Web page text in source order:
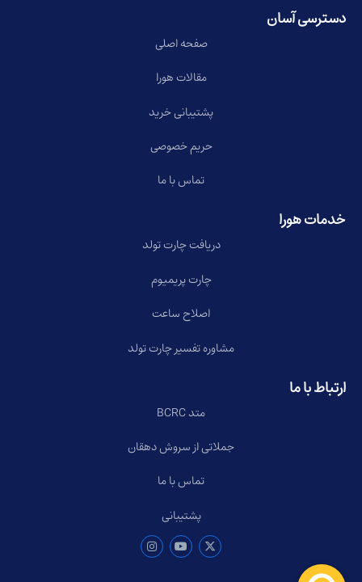
دسترسی آسان
صفحه اصلی
مقالات هورا
پشتیبانی خرید
حریم خصوصی
تماس با ما
خدمات هورا
دریافت چارت تولد
چارت پریمیوم
اصلاح ساعت
مشاوره تفسیر چارت تولد
ارتباط با ما
متد BCRC
جملاتی از سروش دهقان
تماس با ما
پشتیبانی